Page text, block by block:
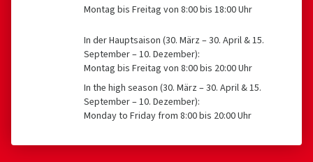
Montag bis Freitag von 8:00 bis 18:00 Uhr
In der Hauptsaison (30. März – 30. April & 15.
September – 10. Dezember):
Montag bis Freitag von 8:00 bis 20:00 Uhr
In the high season (30. März – 30. April & 15.
September – 10. Dezember):
Monday to Friday from 8:00 bis 20:00 Uhr